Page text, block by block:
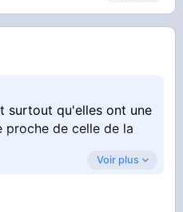
surtout qu'elles ont une
de celle de la
Voir plus